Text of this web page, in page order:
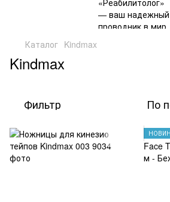
Каталог Kindmax
Kindmax
Фильтр По